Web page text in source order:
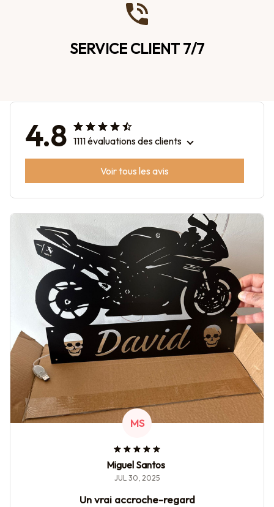
SERVICE CLIENT 7/7
4.8 1111 évaluations des clients
Voir tous les avis
MS
Miguel Santos
JUL 30, 2025
Un vrai accroche-regard